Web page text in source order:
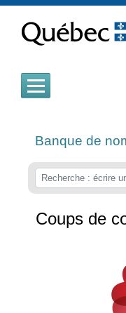
contenu
Banque de
Coups de